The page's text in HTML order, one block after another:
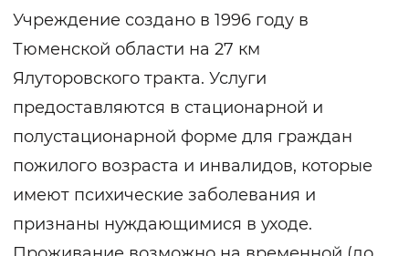
Учреждение создано в 1996 году в
Тюменской области на 27 км
Ялуторовского тракта. Услуги
предоставляются в стационарной и
полустационарной форме для граждан
пожилого возраста и инвалидов, которые
имеют психические заболевания и
признаны нуждающимися в уходе.